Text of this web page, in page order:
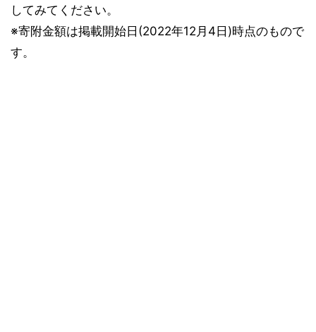
してみてください。
※寄附金額は掲載開始日(2022年12月4日)時点のもので
す。